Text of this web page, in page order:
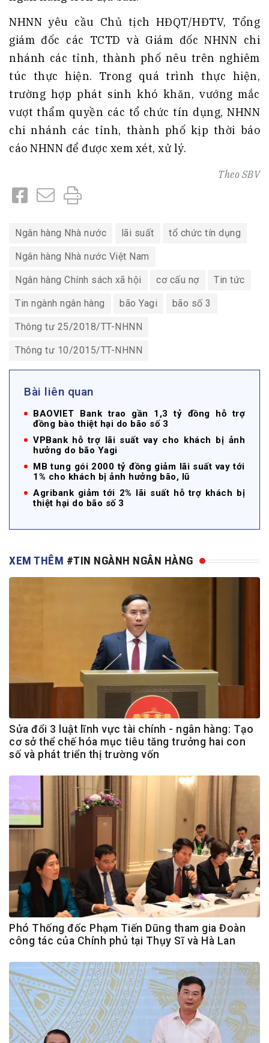
NHNN yêu cầu Chủ tịch HĐQT/HĐTV, Tổng
giám đốc các TCTD và Giám đốc NHNN chi
nhánh các tỉnh, thành phố nêu trên nghiêm
túc thực hiện. Trong quá trình thực hiện,
trường hợp phát sinh khó khăn, vướng mắc
vượt thẩm quyền các tổ chức tín dụng, NHNN
chi nhánh các tỉnh, thành phố kịp thời báo
cáo NHNN để được xem xét, xử lý.
Theo SBV
Ngân hàng Nhà nước lãi suất tổ chức tín dụng
Ngân hàng Nhà nước Việt Nam
Ngân hàng Chính sách xã hội cơ cấu nợ Tin tức
Tin ngành ngân hàng bão Yagi bão số 3
Thông tư 25/2018/TT-NHNN
Thông tư 10/2015/TT-NHNN
Bài liên quan
BAOVIET Bank trao gần 1,3 tỷ đồng hỗ trợ
đồng bào thiệt hại do bão số 3
VPBank hỗ trợ lãi suất vay cho khách bị ảnh
hưởng do bão Yagi
MB tung gói 2000 tỷ đồng giảm lãi suất vay tới
1% cho khách bị ảnh hưởng bão, lũ
Agribank giảm tới 2% lãi suất hỗ trợ khách bị
thiệt hại do bão số 3
XEM THÊM #TIN NGÀNH NGÂN HÀNG
Sửa đổi 3 luật lĩnh vực tài chính - ngân hàng: Tạo
cơ sở thể chế hóa mục tiêu tăng trưởng hai con
số và phát triển thị trường vốn
Phó Thống đốc Phạm Tiến Dũng tham gia Đoàn
công tác của Chính phủ tại Thụy Sĩ và Hà Lan